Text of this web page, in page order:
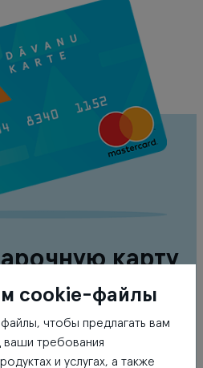
карту
карты
cookie-файлы
чтобы предлагать вам
ваши требования
и услугах, а также